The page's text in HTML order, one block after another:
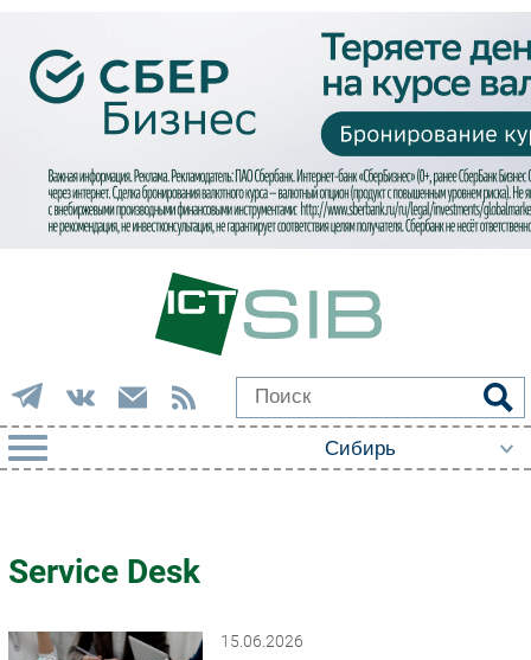
Импорто­замещение
Интернет
Service Desk
15.06.2026